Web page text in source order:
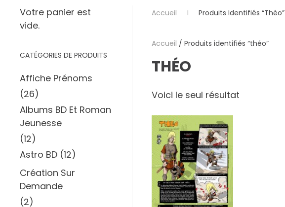
Accueil Produits Identifiés “théo”
Accueil / Produits identifiés “théo”
THÉO
Voici le seul résultat
Votre panier est
vide.
CATÉGORIES DE PRODUITS
Affiche Prénoms
(26)
Albums BD Et Roman
Jeunesse
(12)
Astro BD (12)
Création Sur
Demande
(2)